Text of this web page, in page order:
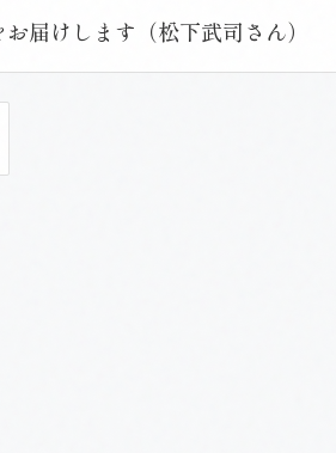
届けします（松下武司さん）